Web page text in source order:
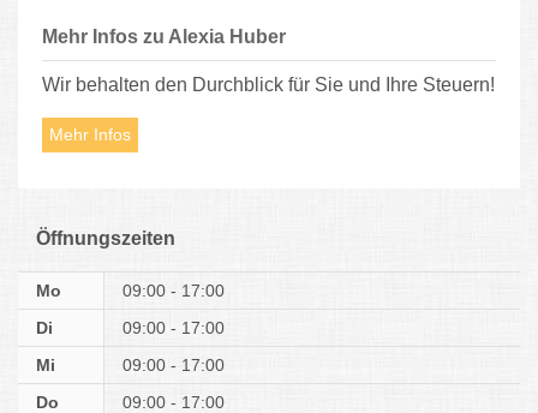
Mehr Infos zu Alexia Huber
Wir behalten den Durchblick für Sie und Ihre Steuern!
Mehr Infos
Öffnungszeiten
Mo
09:00 - 17:00
Di
09:00 - 17:00
Mi
09:00 - 17:00
Do
09:00 - 17:00